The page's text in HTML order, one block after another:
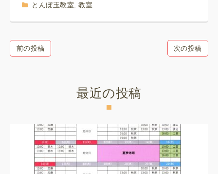
とんぼ玉教室, 教室
前の投稿 次の投稿
最近の投稿